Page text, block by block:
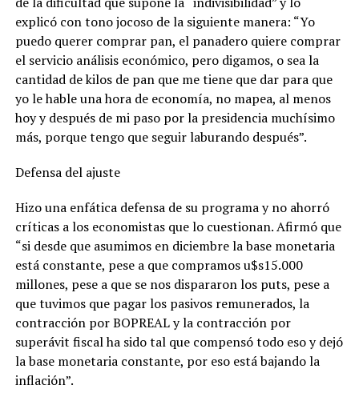
explicó con tono jocoso de la siguiente manera: “Yo
puedo querer comprar pan, el panadero quiere comprar
el servicio análisis económico, pero digamos, o sea la
cantidad de kilos de pan que me tiene que dar para que
yo le hable una hora de economía, no mapea, al menos
hoy y después de mi paso por la presidencia muchísimo
más, porque tengo que seguir laburando después”.
Defensa del ajuste
Hizo una enfática defensa de su programa y no ahorró
críticas a los economistas que lo cuestionan. Afirmó que
“si desde que asumimos en diciembre la base monetaria
está constante, pese a que compramos u$s15.000
millones, pese a que se nos dispararon los puts, pese a
que tuvimos que pagar los pasivos remunerados, la
contracción por BOPREAL y la contracción por
superávit fiscal ha sido tal que compensó todo eso y dejó
la base monetaria constante, por eso está bajando la
inflación”.